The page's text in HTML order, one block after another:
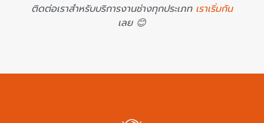
ติดต่อเราสำหรับบริการงานช่างทุกประเภท เราเริ่มกัน
เลย 😊